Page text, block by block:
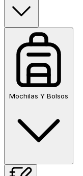
Mochilas Y Bolsos